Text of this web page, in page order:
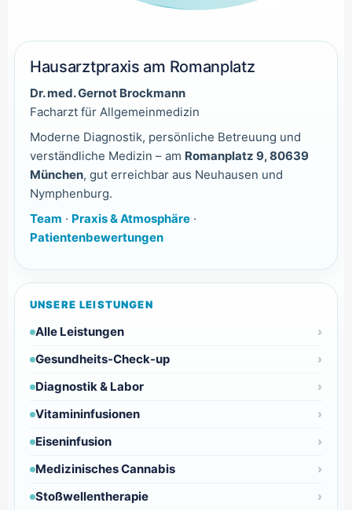
Hausarztpraxis am Romanplatz
Dr. med. Gernot Brockmann
Facharzt für Allgemeinmedizin
Moderne Diagnostik, persönliche Betreuung und
verständliche Medizin – am Romanplatz 9, 80639
München, gut erreichbar aus Neuhausen und
Nymphenburg.
Team · Praxis & Atmosphäre·
Patientenbewertungen
UNSERE LEISTUNGEN
Alle Leistungen
Gesundheits-Check-up
Diagnostik & Labor
Vitamininfusionen
Eiseninfusion
Medizinisches Cannabis
Stoßwellentherapie